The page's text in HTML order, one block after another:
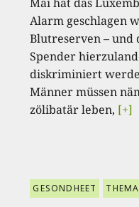
Alarm geschlagen
Blutreserven – und
Spender
diskriminiert
Männer müssen
zölibatär leben, [+]
GESONDHEET THEMA